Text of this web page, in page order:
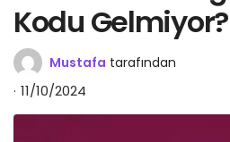
Kodu
Mustafa tarafından
11/10/2024